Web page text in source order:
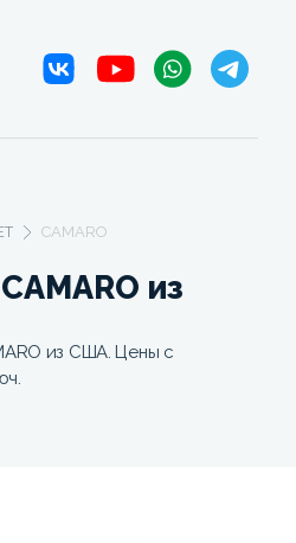
CAMARO
из
из США. Цены с